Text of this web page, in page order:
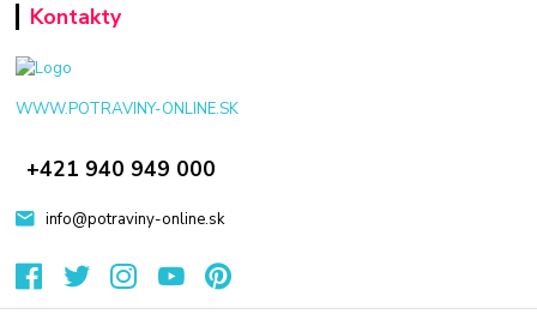
Kontakty
WWW.POTRAVINY-ONLINE.SK
+421 940 949 000
info@potraviny-online.sk